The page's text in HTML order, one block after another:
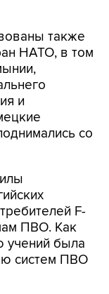
также
НАТО, в том
и
со
F-
ПВО. Как
учений была
систем ПВО